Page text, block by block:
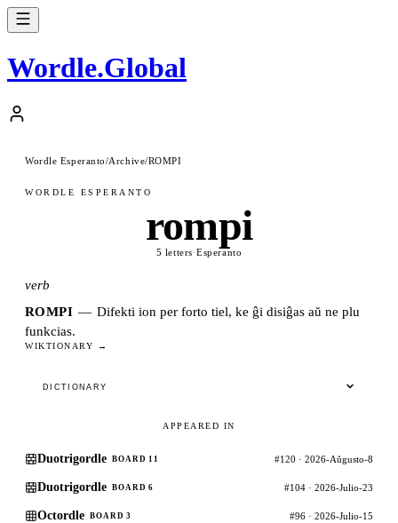
Wordle.Global
Wordle Esperanto/Archive/ROMPI
WORDLE ESPERANTO
rompi
5 letters·Esperanto
verb
ROMPI — Difekti ion per forto tiel, ke ĝi disiĝas aŭ ne plu
funkcias.
WIKTIONARY →
DICTIONARY
APPEARED IN
Duotrigordle BOARD 11 #120 · 2026-Aŭgusto-8
Duotrigordle BOARD 6 #104 · 2026-Julio-23
Octordle BOARD 3 #96 · 2026-Julio-15